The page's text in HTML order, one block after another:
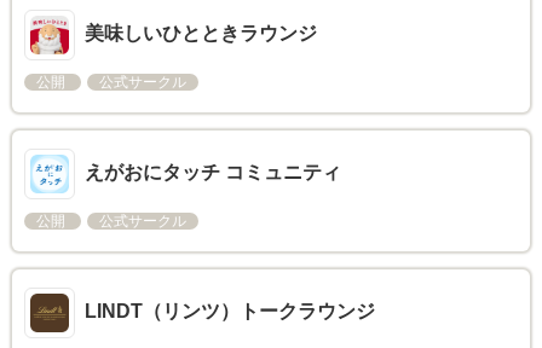
美味しいひとときラウンジ
公開 公式サークル
えがおにタッチ コミュニティ
公開 公式サークル
LINDT（リンツ）トークラウンジ